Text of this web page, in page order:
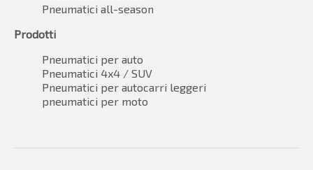
Pneumatici all-season
Prodotti
Pneumatici per auto
Pneumatici 4x4 / SUV
Pneumatici per autocarri leggeri
pneumatici per moto